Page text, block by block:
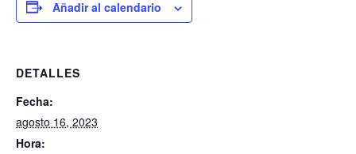
Añadir al calendario
DETALLES
Fecha:
agosto 16, 2023
Hora: